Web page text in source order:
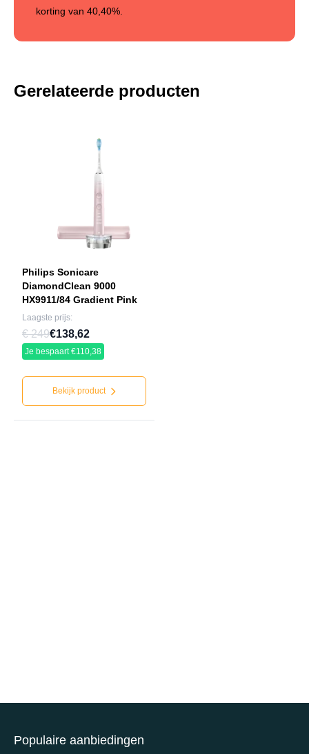
korting van 40,40%
Gerelateerde producten
Philips Sonicare
DiamondClean 9000
HX9911/84 Gradient Pink
Laagste prijs:
€ 249€138,62
Je bespaart €110,38
Bekijk product
Populaire aanbiedingen